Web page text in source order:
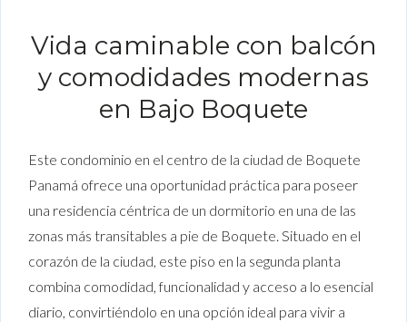
Vida caminable con balcón
y comodidades modernas
en Bajo Boquete
Este condominio en el centro de la ciudad de Boquete
Panamá ofrece una oportunidad práctica para poseer
una residencia céntrica de un dormitorio en una de las
zonas más transitables a pie de Boquete. Situado en el
corazón de la ciudad, este piso en la segunda planta
combina comodidad, funcionalidad y acceso a lo esencial
diario, convirtiéndolo en una opción ideal para vivir a